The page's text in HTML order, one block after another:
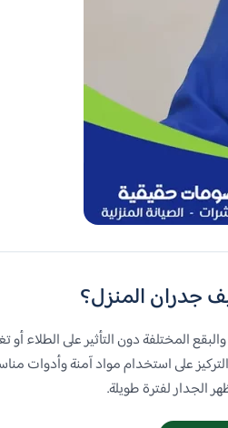
جدران المنزل؟
المختلفة دون التأثير على الطلاء أو
على استخدام مواد آمنة وأدوات
الجدار لفترة طويلة.